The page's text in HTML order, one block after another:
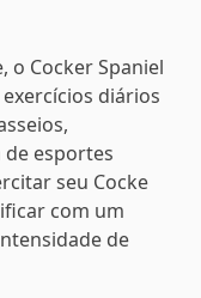
Cocker Spaniel
diários
esportes
seu Cocke
com um
de